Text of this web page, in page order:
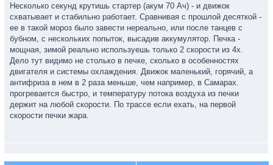
Несколько секунд крутишь стартер (акум 70 Ач) - и движок
схватывает и стабильно работает. Сравнивая с прошлой десяткой -
ее в такой мороз было завести нереально, или после танцев с
бубном, с нескольких попыток, высадив аккумулятор. Печка -
мощная, зимой реально используешь только 2 скорости из 4х.
Дело тут видимо не столько в печке, сколько в особенностях
двигателя и системы охлаждения. Движок маленький, горячий, а
антифриза в нем в 2 раза меньше, чем например, в Самарах.
прогревается быстро, и температуру потока воздуха из печки
держит на любой скорости. По трассе если ехать, на первой
скорости печки жара.